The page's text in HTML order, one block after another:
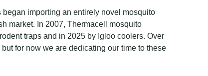
importing an entirely novel mosquito
market. In 2007, Thermacell mosquito
traps and in 2025 by Igloo coolers. Over
for now we are dedicating our time to these